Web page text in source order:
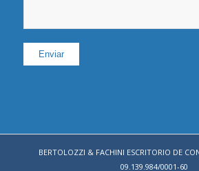
BERTOLOZZI & FACHINI ESCRITORIO DE
09.139.984/0001-60